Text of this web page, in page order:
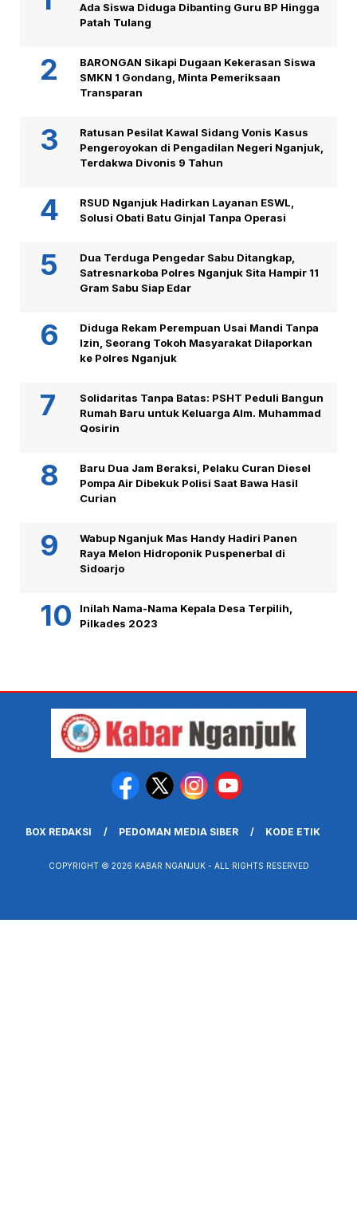
Ada Siswa Diduga Dibanting Guru BP Hingga
Patah Tulang
BARONGAN Sikapi Dugaan Kekerasan Siswa
SMKN 1 Gondang, Minta Pemeriksaan
Transparan
Ratusan Pesilat Kawal Sidang Vonis Kasus
Pengeroyokan di Pengadilan Negeri Nganjuk,
Terdakwa Divonis 9 Tahun
RSUD Nganjuk Hadirkan Layanan ESWL,
Solusi Obati Batu Ginjal Tanpa Operasi
Dua Terduga Pengedar Sabu Ditangkap,
Satresnarkoba Polres Nganjuk Sita Hampir 11
Gram Sabu Siap Edar
Diduga Rekam Perempuan Usai Mandi Tanpa
Izin, Seorang Tokoh Masyarakat Dilaporkan
ke Polres Nganjuk
Solidaritas Tanpa Batas: PSHT Peduli Bangun
Rumah Baru untuk Keluarga Alm. Muhammad
Qosirin
Baru Dua Jam Beraksi, Pelaku Curan Diesel
Pompa Air Dibekuk Polisi Saat Bawa Hasil
Curian
Wabup Nganjuk Mas Handy Hadiri Panen
Raya Melon Hidroponik Puspenerbal di
Sidoarjo
Inilah Nama-Nama Kepala Desa Terpilih,
Pilkades 2023
BOX REDAKSI PEDOMAN MEDIA SIBER KODE ETIK
COPYRIGHT © 2026 KABAR NGANJUK - ALL RIGHTS RESERVED